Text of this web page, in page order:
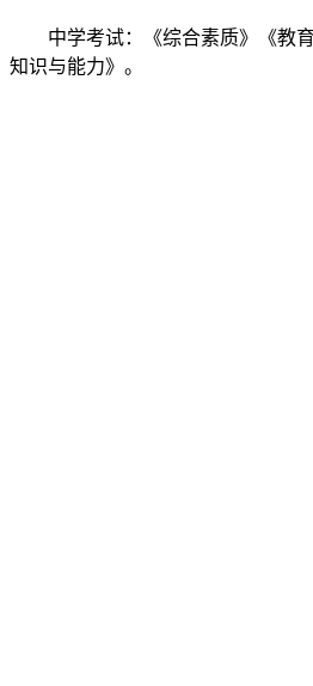
中学考试：《综合素质》《教
知识与能力》。